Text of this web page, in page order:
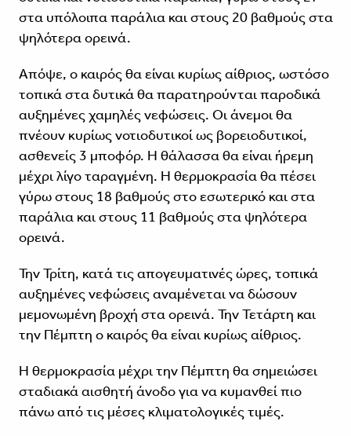
στα υπόλοιπα παράλια και στους 20 βαθμούς στα
ψηλότερα ορεινά.
Απόψε, ο καιρός θα είναι κυρίως αίθριος, ωστόσο
τοπικά στα δυτικά θα παρατηρούνται παροδικά
αυξημένες χαμηλές νεφώσεις. Οι άνεμοι θα
πνέουν κυρίως νοτιοδυτικοί ως βορειοδυτικοί,
ασθενείς 3 μποφόρ. Η θάλασσα θα είναι ήρεμη
μέχρι λίγο ταραγμένη. Η θερμοκρασία θα πέσει
γύρω στους 18 βαθμούς στο εσωτερικό και στα
παράλια και στους 11 βαθμούς στα ψηλότερα
ορεινά.
Την Τρίτη, κατά τις απογευματινές ώρες, τοπικά
αυξημένες νεφώσεις αναμένεται να δώσουν
μεμονωμένη βροχή στα ορεινά. Την Τετάρτη και
την Πέμπτη ο καιρός θα είναι κυρίως αίθριος.
Η θερμοκρασία μέχρι την Πέμπτη θα σημειώσει
σταδιακά αισθητή άνοδο για να κυμανθεί πιο
πάνω από τις μέσες κλιματολογικές τιμές.